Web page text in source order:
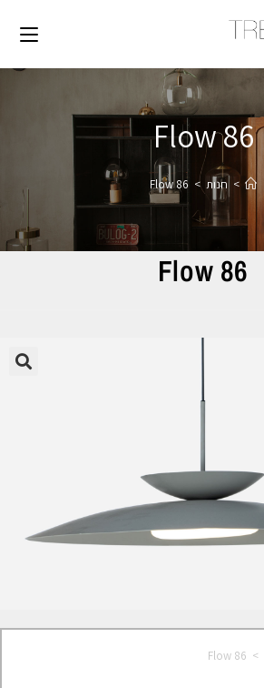
Flow 86
> חנות >
Flow 86
Flow 86
>
Flow 86